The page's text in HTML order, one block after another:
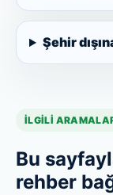
Şehir
İLGILI
Bu
rehber